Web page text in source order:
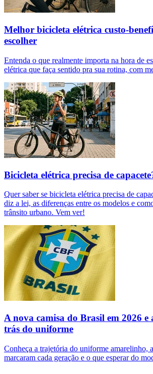
Melhor bicicleta elétrica custo-
escolher
Entenda o que realmente importa na hora de
elétrica que faça sentido pra sua rotina, com
Bicicleta elétrica precisa de
Quer saber se bicicleta elétrica precisa de
diz a lei, as diferenças entre os modelos e
trânsito urbano. Vem ver!
A nova camisa do Brasil em 2026
trás do uniforme
Conheça a trajetória do uniforme amarelinho,
marcaram cada geração e o que esperar do